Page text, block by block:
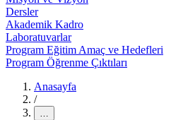
Dersler
Akademik Kadro
Laboratuvarlar
Program Eğitim Amaç ve Hedefleri
Program Öğrenme Çıktıları
Anasayfa
/
…